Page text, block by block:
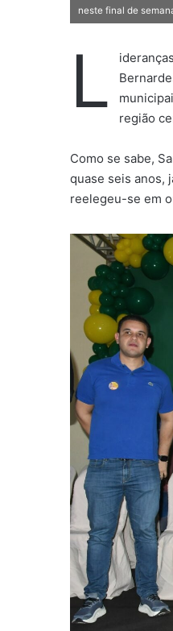
neste final de
L
região
Como se sabe,
quase seis anos,
reelegeu-se em